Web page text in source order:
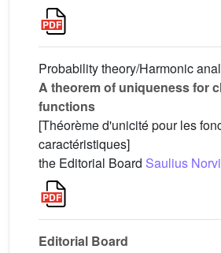
Probability theory/Harmonic
A theorem of uniqueness for
functions
[Théorème d'unicité pour les
caractéristiques]
the Editorial Board Saulius
Editorial Board